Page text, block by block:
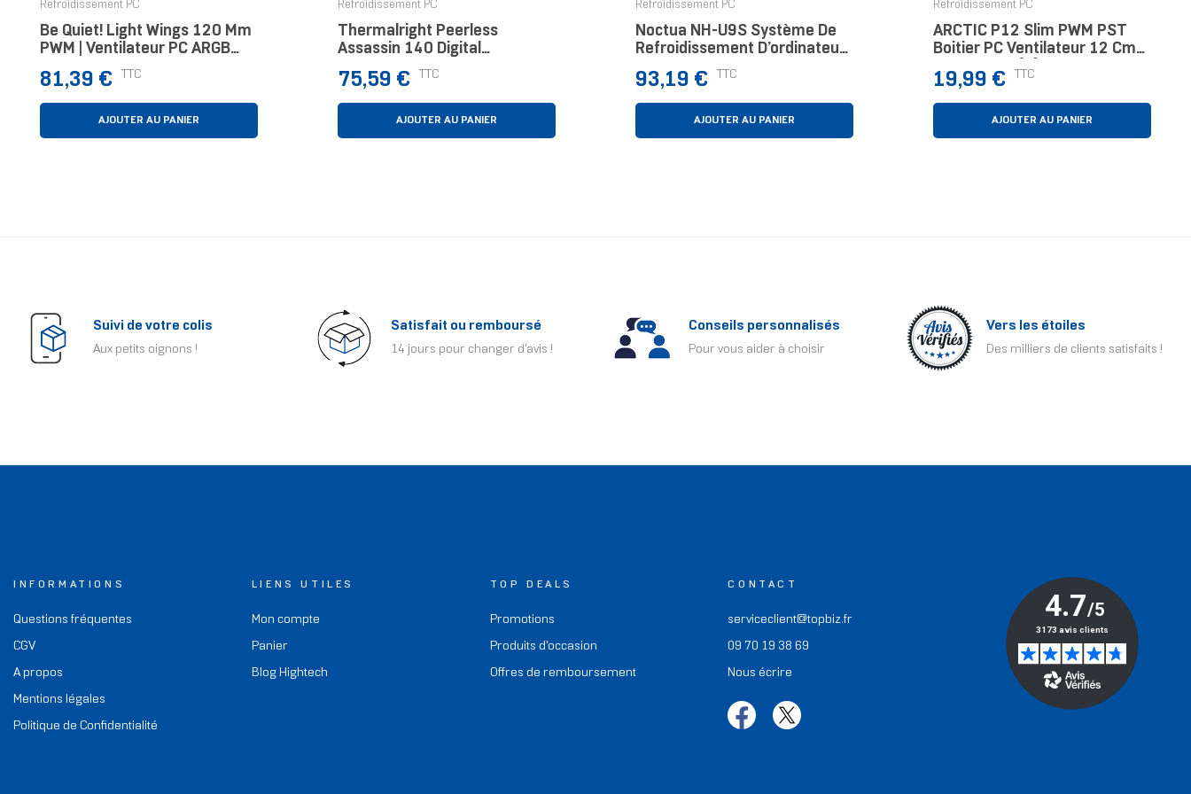
Refroidissement PC
Be Quiet! Light Wings 120 Mm
PWM | Ventilateur PC ARGB
High-Speed, Pack De 3
Prix
81,39 € TTC
AJOUTER AU PANIER
Refroidissement PC
Thermalright Peerless
Assassin 140 Digital
Processeur Dissipateur
Thermique/Radiateur
120/140 Mm Blanc 1 Pièce(s)
Prix
75,59 € TTC
AJOUTER AU PANIER
Refroidissement PC
Noctua NH-U9S Système De
Refroidissement D’ordinateur
Processeur Refroidisseur 9,2
Cm Marron, Métallique
Prix
93,19 € TTC
AJOUTER AU PANIER
Refroidissement PC
ARCTIC P12 Slim PWM PST
Boitier PC Ventilateur 12 Cm
Noir 1 Pièce(s)
Prix
19,99 € TTC
AJOUTER AU PANIER
Suivi de votre colis
Aux petits oignons !
Satisfait ou remboursé
14 jours pour changer d'avis !
Conseils personnalisés
Pour vous aider à choisir
Vers les étoiles
Des milliers de clients satisfaits !
INFORMATIONS
Questions fréquentes
CGV
A propos
Mentions légales
Politique de Confidentialité
LIENS UTILES
Mon compte
Panier
Blog Hightech
TOP DEALS
Promotions
Produits d'occasion
Offres de remboursement
CONTACT
serviceclient@topbiz.fr
09 70 19 38 69
Nous écrire